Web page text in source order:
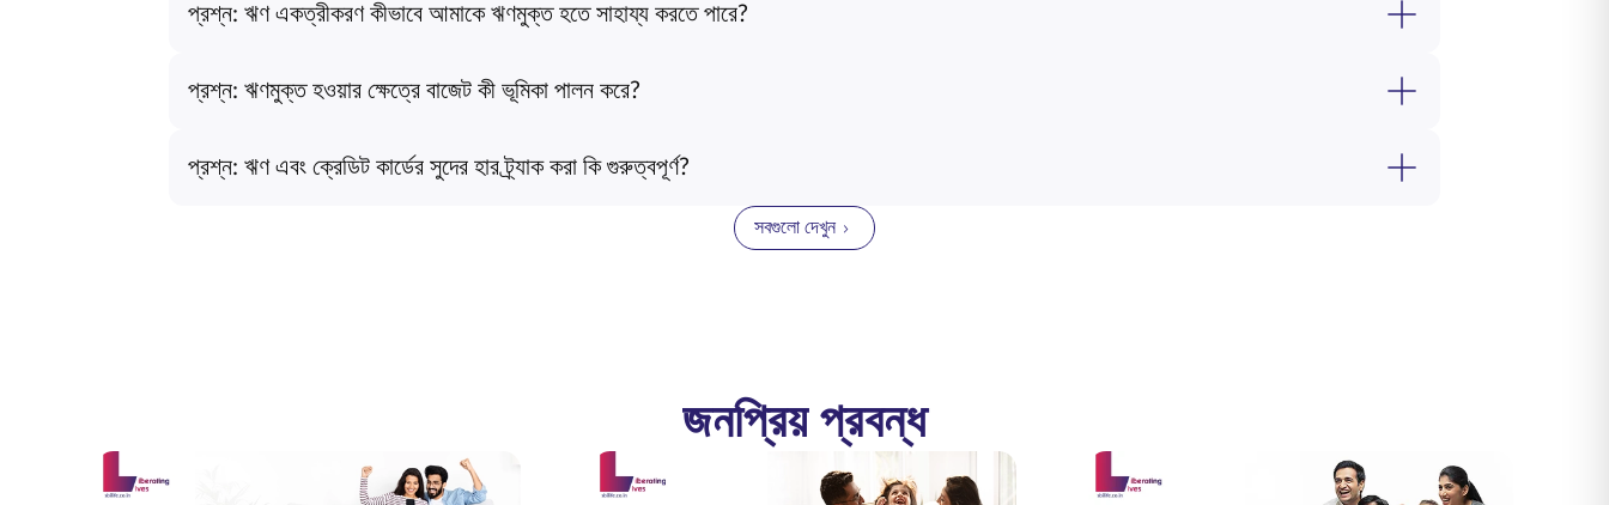
প্রশ্ন: ঋণ একত্রীকরণ কীভাবে আমাকে ঋণমুক্ত হতে সাহায্য করতে পারে?
প্রশ্ন: ঋণমুক্ত হওয়ার ক্ষেত্রে বাজেট কী ভূমিকা পালন করে?
প্রশ্ন: ঋণ এবং ক্রেডিট কার্ডের সুদের হার ট্র্যাক করা কি গুরুত্বপূর্ণ?
সবগুলো দেখুন
জনপ্রিয় প্রবন্ধ